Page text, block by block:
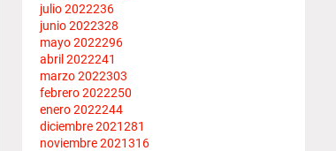
julio 2022236
junio 2022328
mayo 2022296
abril 2022241
marzo 2022303
febrero 2022250
enero 2022244
diciembre 2021281
noviembre 2021316